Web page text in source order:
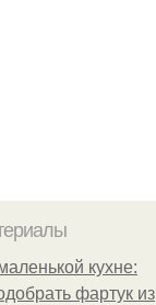
кухне:
фартук из